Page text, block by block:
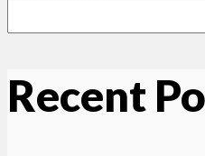
Recent